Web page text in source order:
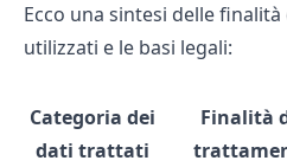
Ecco una sintesi delle
utilizzati e le basi legali:
Categoria dei
dati trattati
Finalità